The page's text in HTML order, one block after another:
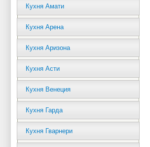
Кухня Амати
Кухня Арена
Кухня Аризона
Кухня Асти
Кухня Венеция
Кухня Гарда
Кухня Гварнери